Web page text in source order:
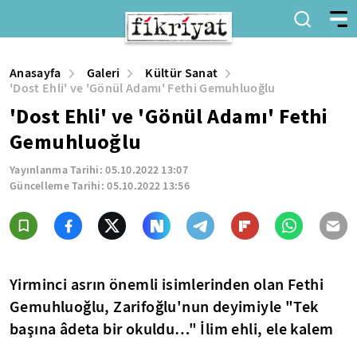
Anasayfa Galeri
Kültür Sanat
'Dost Ehli' ve 'Gönül Adamı' Fethi Gemuhluoğlu
'Dost Ehli' ve 'Gönül Adamı' Fethi
Gemuhluoğlu
Yayınlanma Tarihi:05.10.2022 13:07
Güncelleme Tarihi:05.10.2022 13:56
Yirminci asrın önemli isimlerinden olan Fethi
Gemuhluoğlu, Zarifoğlu'nun deyimiyle "Tek
başına âdeta bir okuldu…" İlim ehli, ele kalem